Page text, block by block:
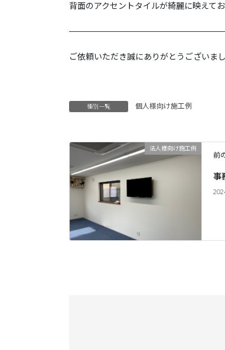
背面のアクセントタイルが綺麗に映えてお
ご依頼いただき誠にありがとうございまし
種別一覧 個人様向け施工例
法人様向け施工例
前
事